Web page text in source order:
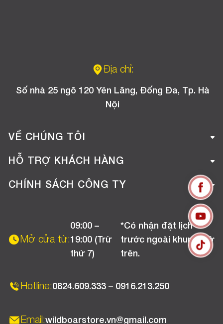
Địa chỉ:
Số nhà 25 ngõ 120 Yên Lãng, Đống Đa, Tp. Hà
Nội
VỀ CHÚNG TÔI
Giới thiệu công ty
Tuyển dụng
HỖ TRỢ KHÁCH HÀNG
Hướng dẫn mua hàng online
Chương trình khuyến mãi
CHÍNH SÁCH CÔNG TY
Chính sách bảo hành
Mở cửa từ:
09:00 –
19:00 (Trừ
thứ 7)
*Có nhận đặt lịch
trước ngoài khung giờ
trên.
Hotline:0824.609.333 – 0916.213.250
Email:wildboarstore.vn@gmail.com